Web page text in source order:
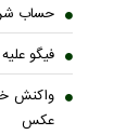
حساب‌
فیگو
واکنش
عکس